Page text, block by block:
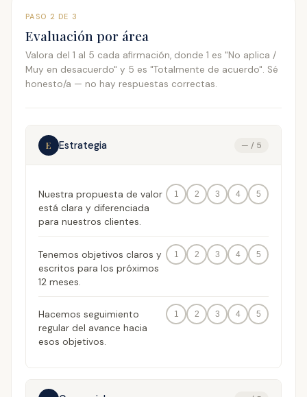
PASO 2 DE 3
Evaluación por área
Valora del 1 al 5 cada afirmación, donde 1 es "No aplica /
Muy en desacuerdo" y 5 es "Totalmente de acuerdo". Sé
honesto/a — no hay respuestas correctas.
E Estrategia — / 5
Nuestra propuesta de valor
está clara y diferenciada
para nuestros clientes.
1 2 3 4 5
Tenemos objetivos claros y
escritos para los próximos
12 meses.
1 2 3 4 5
Hacemos seguimiento
regular del avance hacia
esos objetivos.
1 2 3 4 5